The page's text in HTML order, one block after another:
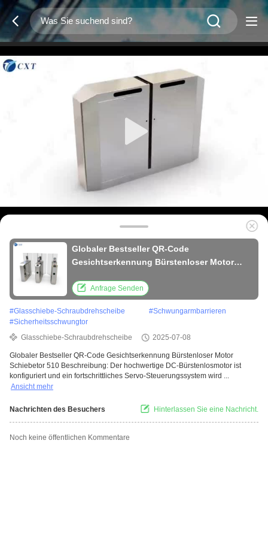
Globaler Bestseller QR-Code
Gesichtserkennung Bürstenloser Motor
Anfrage Senden
#Glasschiebe-Schraubdrehscheibe #Schwungarmbarrieren
#Sicherheitsschwungtor
Glasschiebe-Schraubdrehscheibe
2025-07-08
Globaler Bestseller QR-Code Gesichtserkennung Bürstenloser Motor
Schiebetor 510 Beschreibung: Der hochwertige DC-Bürstenlosmotor ist
konfiguriert und ein fortschrittliches Servo-Steuerungssystem wird ...
Ansicht mehr
Nachrichten des Besuchers Hinterlassen Sie eine Nachricht.
Noch keine öffentlichen Kommentare